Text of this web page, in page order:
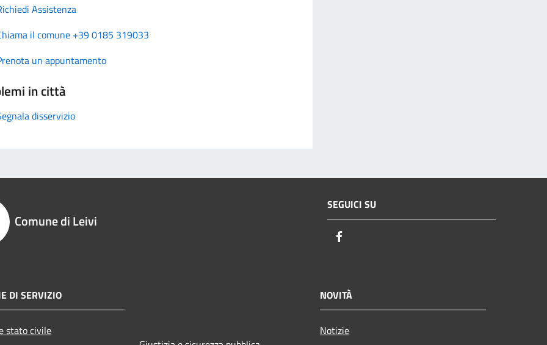
Assistenza
il comune +39 0185 319033
un appuntamento
in città
disservizio
Comune di Leivi
SEGUICI SU
DI SERVIZIO
stato civile
NOVITÀ
Notizie